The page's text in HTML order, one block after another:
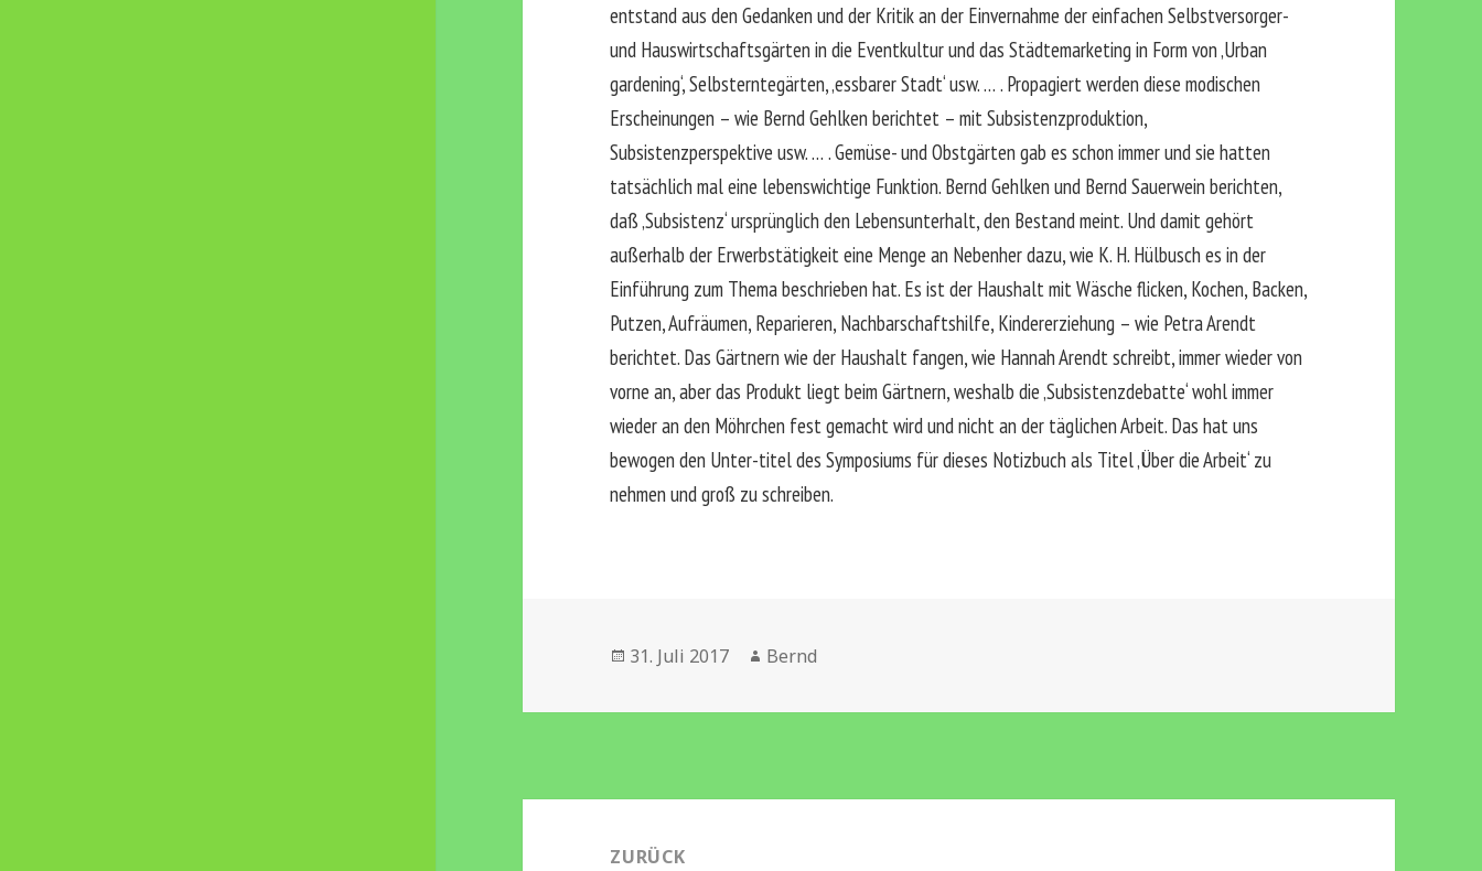
entstand aus den Gedanken und der Kritik an der Einvernahme der einfachen Selbstversorger-
und Hauswirtschaftsgärten in die Eventkultur und das Städtemarketing in Form von ‚Urban
gardening‘, Selbsterntegärten, ‚essbarer Stadt‘ usw. … . Propagiert werden diese modischen
Erscheinungen – wie Bernd Gehlken berichtet – mit Subsistenzproduktion,
Subsistenzperspektive usw. … . Gemüse- und Obstgärten gab es schon immer und sie hatten
tatsächlich mal eine lebenswichtige Funktion. Bernd Gehlken und Bernd Sauerwein berichten,
daß ‚Subsistenz‘ ursprünglich den Lebensunterhalt, den Bestand meint. Und damit gehört
außerhalb der Erwerbstätigkeit eine Menge an Nebenher dazu, wie K. H. Hülbusch es in der
Einführung zum Thema beschrieben hat. Es ist der Haushalt mit Wäsche flicken, Kochen, Backen,
Putzen, Aufräumen, Reparieren, Nachbarschaftshilfe, Kindererziehung – wie Petra Arendt
berichtet. Das Gärtnern wie der Haushalt fangen, wie Hannah Arendt schreibt, immer wieder von
vorne an, aber das Produkt liegt beim Gärtnern, weshalb die ‚Subsistenzdebatte‘ wohl immer
wieder an den Möhrchen fest gemacht wird und nicht an der täglichen Arbeit. Das hat uns
bewogen den Unter-titel des Symposiums für dieses Notizbuch als Titel ‚Über die Arbeit‘ zu
nehmen und groß zu schreiben.
Veröffentlicht
31. Juli 2017 Autor
Bernd
ZURÜCK